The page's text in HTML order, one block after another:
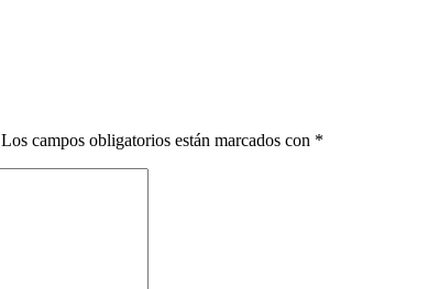
Los campos obligatorios están marcados con *